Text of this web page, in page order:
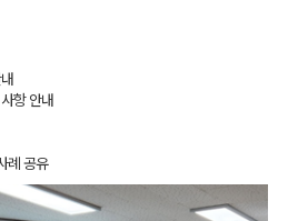
항 안내
례 공유